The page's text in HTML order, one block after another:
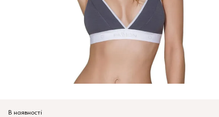
В наявності